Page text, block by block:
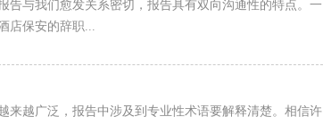
与我们愈发关系密切，报告具有双向沟通性的特点。一
店保安的辞职...
来越广泛，报告中涉及到专业性术语要解释清楚。相信许